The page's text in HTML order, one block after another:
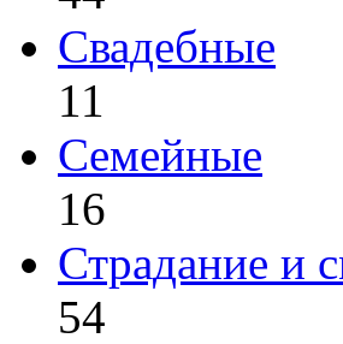
Свадебные
11
Семейные
16
Страдание и
54